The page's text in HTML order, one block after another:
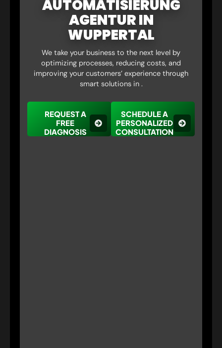
AUTOMATISIERUNG
AGENTUR IN
WUPPERTAL
We take your business to the next level by
optimizing processes, reducing costs, and
improving your customers’ experience through
smart solutions in .
REQUEST A
FREE
DIAGNOSIS
SCHEDULE A
PERSONALIZED
CONSULTATION